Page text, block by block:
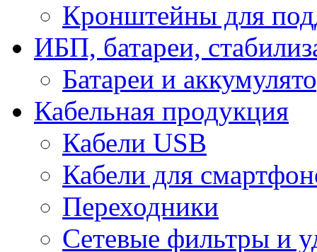
Кронштейны для
ИБП, батареи,
Батареи и
Кабельная продукция
Кабели USB
Кабели для
Переходники
Сетевые фильтры и